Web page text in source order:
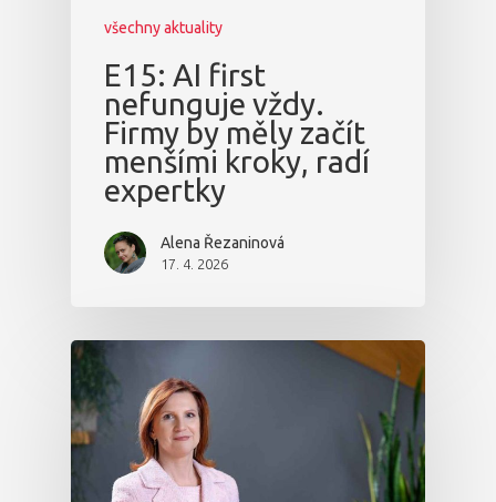
všechny aktuality
E15: AI first
nefunguje vždy.
Firmy by měly začít
menšími kroky, radí
expertky
Alena Řezaninová
17. 4. 2026